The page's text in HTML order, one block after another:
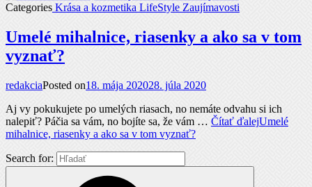
Categories Krása a kozmetika LifeStyle Zaujímavosti
Umelé mihalnice, riasenky a ako sa v tom
vyznať?
redakciaPosted on18. mája 202028. júla 2020
Aj vy pokukujete po umelých riasach, no nemáte odvahu si ich
nalepiť? Páčia sa vám, no bojíte sa, že vám … Čítať ďalejUmelé
mihalnice, riasenky a ako sa v tom vyznať?
Search for: